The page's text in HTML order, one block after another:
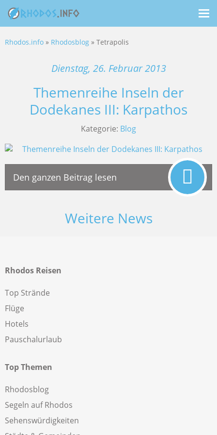
Rhodos.info » Rhodosblog » Tetrapolis
Dienstag, 26. Februar 2013
Themenreihe Inseln der
Dodekanes III: Karpathos
Kategorie: Blog
Den ganzen Beitrag lesen
Weitere News
Rhodos Reisen
Top Strände
Flüge
Hotels
Pauschalurlaub
Top Themen
Rhodosblog
Segeln auf Rhodos
Sehenswürdigkeiten